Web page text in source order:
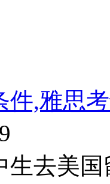
件,雅思
生去美